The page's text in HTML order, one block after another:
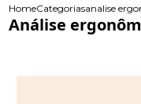
HomeCategoriasanalise
Análise